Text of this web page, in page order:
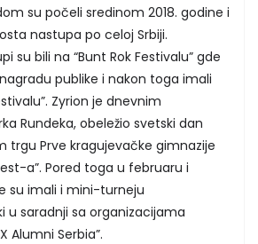
su počeli sredinom 2018. godine i
nastupa po celoj Srbiji.
su bili na “Bunt Rok Festivalu” gde
publike i nakon toga imali
Zyrion je dnevnim
Rundeka, obeležio svetski dan
trgu Prve kragujevačke gimnazije
a”. Pored toga u februaru i
su imali i mini-turneju
u saradnji sa organizacijama
Alumni Serbia”.